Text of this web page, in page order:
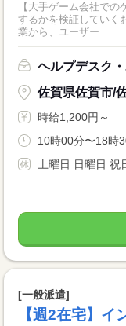
【大手ゲーム会社でのゲームテスター
するかを検証していく
業から、ユーザー...
ヘルプデスク
佐賀県佐賀市/
時給1,200円～
10時00分〜18時
土曜日 日曜日 祝
[一般派遣]
【週2在宅】イ